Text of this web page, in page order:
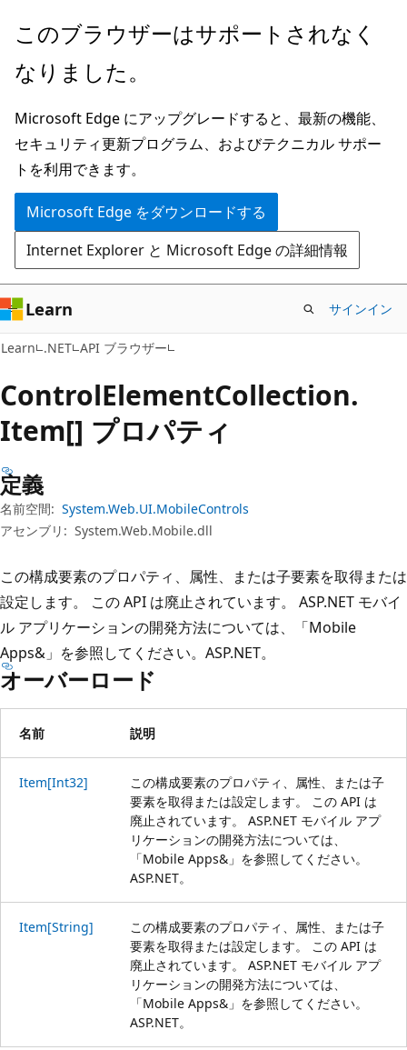
メ
ン
ン
テ
ン
ツ
に
ス
キ
ッ
プ
ペ
ジ
ナ
ビ
ゲ
ー
シ
ョ
ン
に
ス
キ
ッ
プ
このブラウザーはサポートされなく
なりました。
Microsoft Edge にアップグレードすると、最新の機能、
セキュリティ更新プログラム、およびテクニカル サポー
トを利用できます。
Microsoft Edge をダウンロードする
Internet Explorer と Microsoft Edge の詳細情報
Learn サインイン
Learn .NET API ブラウザー
ControlElementCollection.
Item[] プロパティ
定義
名前空間: System.Web.UI.MobileControls
アセンブリ: System.Web.Mobile.dll
この構成要素のプロパティ、属性、または子要素を取得または
設定します。 この API は廃止されています。 ASP.NET モバイ
ル アプリケーションの開発方法については、「Mobile
Apps&」を参照してください。ASP.NET。
オーバーロード
名前 説明
Item[Int32]
この構成要素のプロパティ、属性、または子
要素を取得または設定します。 この API は
廃止されています。 ASP.NET モバイル アプ
リケーションの開発方法については、
「Mobile Apps&」を参照してください。
ASP.NET。
Item[String]
この構成要素のプロパティ、属性、または子
要素を取得または設定します。 この API は
廃止されています。 ASP.NET モバイル アプ
リケーションの開発方法については、
「Mobile Apps&」を参照してください。
ASP.NET。